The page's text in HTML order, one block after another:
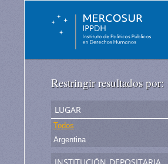
Restringir resultados por:
lugar
Todos
Argentina
institución depositaria